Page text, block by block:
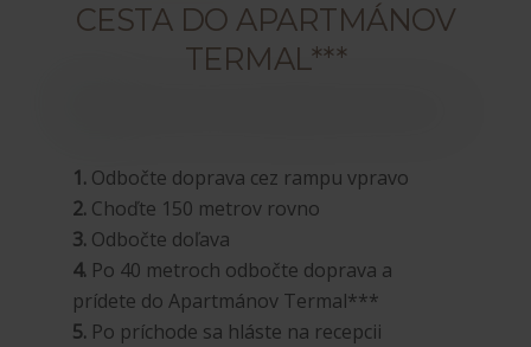
CESTA DO APARTMÁNOV
TERMAL***
1.Odbočte doprava cez rampu vpravo
2.Choďte 150 metrov rovno
3.Odbočte doľava
4.Po 40 metroch odbočte doprava a
prídete do Apartmánov Termal***
5.Po príchode sa hláste na recepcii